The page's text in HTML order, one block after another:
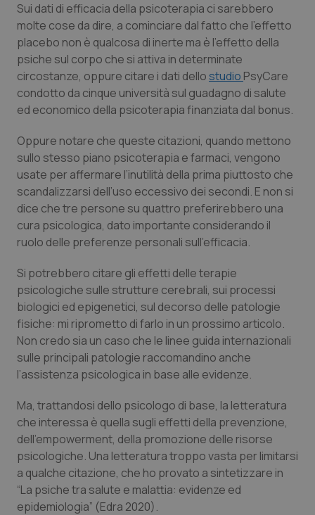
Piemonte
Provincia Autonoma di Bolzano
Provincia Autonoma di Trento
Puglia
Sardegna
Sicilia
Toscana
Umbria
Valle D’Aosta
Veneto
HIV
Infezioni & Febbre
Ipertensione & Scompenso
Malattie rare
Malattia di Crohn & Rettocolite Ulcerosa
Neuroscienze & patologie neurodegenerative
Obesità
Oftalmologia
Oncodermatologia
Oncoematologia
Psoriasi & pelle
Quotidiano Cardiologia
Quotidiano Chirurgia
Sui dati di efficacia della psicoterapia ci sarebbero
molte cose da dire, a cominciare dal fatto che l’effetto
placebo non è qualcosa di inerte ma è l’effetto della
psiche sul corpo che si attiva in determinate
circostanze, oppure citare i dati dellostudio PsyCare
condotto da cinque università sul guadagno di salute
ed economico della psicoterapia finanziata dal bonus.
Oppure notare che queste citazioni, quando mettono
sullo stesso piano psicoterapia e farmaci, vengono
usate per affermare l’inutilità della prima piuttosto che
scandalizzarsi dell’uso eccessivo dei secondi. E non si
dice che tre persone su quattro preferirebbero una
cura psicologica, dato importante considerando il
ruolo delle preferenze personali sull’efficacia.
Si potrebbero citare gli effetti delle terapie
psicologiche sulle strutture cerebrali, sui processi
biologici ed epigenetici, sul decorso delle patologie
fisiche: mi riprometto di farlo in un prossimo articolo.
Non credo sia un caso che le linee guida internazionali
sulle principali patologie raccomandino anche
l’assistenza psicologica in base alle evidenze.
Ma, trattandosi dello psicologo di base, la letteratura
che interessa è quella sugli effetti della prevenzione,
dell’empowerment, della promozione delle risorse
psicologiche. Una letteratura troppo vasta per limitarsi
a qualche citazione, che ho provato a sintetizzare in
“La psiche tra salute e malattia: evidenze ed
epidemiologia” (Edra 2020).